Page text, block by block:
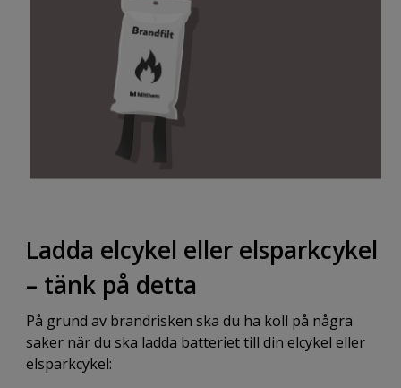
Ladda elcykel eller elsparkcykel
– tänk på detta
På grund av brandrisken ska du ha koll på några
saker när du ska ladda batteriet till din elcykel eller
elsparkcykel: